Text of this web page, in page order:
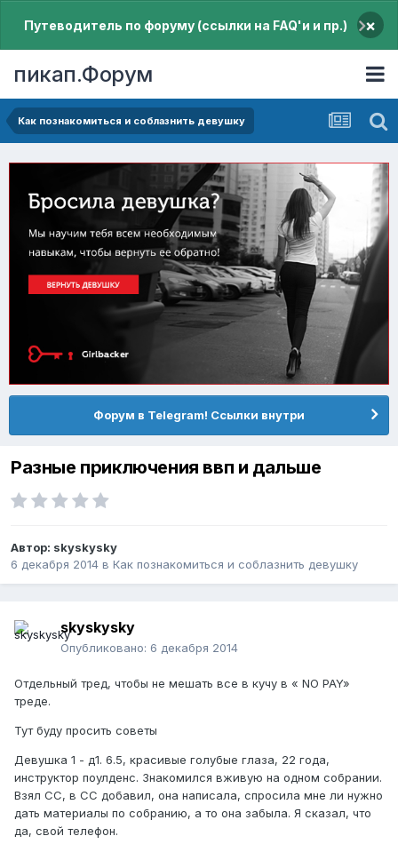
Путеводитель по форуму (ссылки на FAQ'и и пр.) ×
пикап.Форум
Как познакомиться и соблазнить девушку
Форум в Telegram! Ссылки внутри
Разные приключения ввп и дальше
Автор: skyskysky
6 декабря 2014 в Как познакомиться и соблазнить девушку
skyskysky
Опубликовано: 6 декабря 2014
Отдельный тред, чтобы не мешать все в кучу в « NO PAY»
треде.
Тут буду просить советы
Девушка 1 - д1. 6.5, красивые голубые глаза, 22 года,
инструктор поулденс. Знакомился вживую на одном собрании.
Взял СС, в СС добавил, она написала, спросила мне ли нужно
дать материалы по собранию, а то она забыла. Я сказал, что
да, свой телефон.